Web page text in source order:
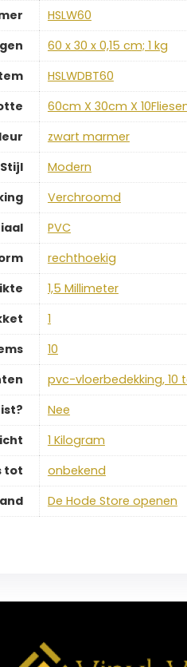
‎HSLW60
‎60 x 30 x 0,15 cm; 1 kg
‎HSLWDBT60
‎60cm X 30cm X
‎zwart marmer
Stijl
‎Modern
‎Verchroomd
‎PVC
‎rechthoekig
‎1,5 Millimeter
‎1
‎10
‎pvc-vloerbedekking, 10
‎Nee
‎1 Kilogram
tot
‎onbekend
De Hode Store openen